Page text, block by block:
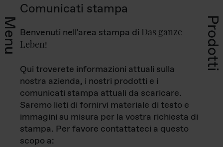
Menu Prodotti
Comunicati stampa
Benvenuti nell'area stampa di Das ganze
Leben!
Qui troverete informazioni attuali sulla
nostra azienda, i nostri prodotti e i
comunicati stampa attuali da scaricare.
Saremo lieti di fornirvi materiale di testo e
immagini su misura per la vostra richiesta di
stampa. Per favore contattateci a questo
scopo a: